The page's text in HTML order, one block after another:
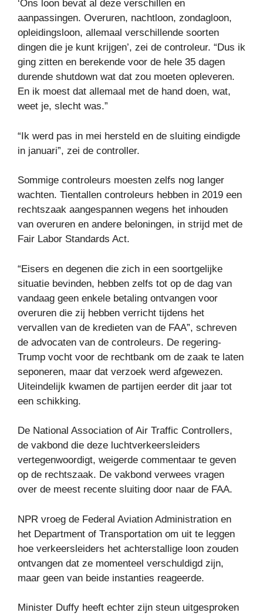
‘Ons loon bevat al deze verschillen en
aanpassingen. Overuren, nachtloon, zondagloon,
opleidingsloon, allemaal verschillende soorten
dingen die je kunt krijgen’, zei de controleur. “Dus ik
ging zitten en berekende voor de hele 35 dagen
durende shutdown wat dat zou moeten opleveren.
En ik moest dat allemaal met de hand doen, wat,
weet je, slecht was.”
“Ik werd pas in mei hersteld en de sluiting eindigde
in januari”, zei de controller.
Sommige controleurs moesten zelfs nog langer
wachten. Tientallen controleurs hebben in 2019 een
rechtszaak aangespannen wegens het inhouden
van overuren en andere beloningen, in strijd met de
Fair Labor Standards Act.
“Eisers en degenen die zich in een soortgelijke
situatie bevinden, hebben zelfs tot op de dag van
vandaag geen enkele betaling ontvangen voor
overuren die zij hebben verricht tijdens het
vervallen van de kredieten van de FAA”, schreven
de advocaten van de controleurs. De regering-
Trump vocht voor de rechtbank om de zaak te laten
seponeren, maar dat verzoek werd afgewezen.
Uiteindelijk kwamen de partijen eerder dit jaar tot
een schikking.
De National Association of Air Traffic Controllers,
de vakbond die deze luchtverkeersleiders
vertegenwoordigt, weigerde commentaar te geven
op de rechtszaak. De vakbond verwees vragen
over de meest recente sluiting door naar de FAA.
NPR vroeg de Federal Aviation Administration en
het Department of Transportation om uit te leggen
hoe verkeersleiders het achterstallige loon zouden
ontvangen dat ze momenteel verschuldigd zijn,
maar geen van beide instanties reageerde.
Minister Duffy heeft echter zijn steun uitgesproken